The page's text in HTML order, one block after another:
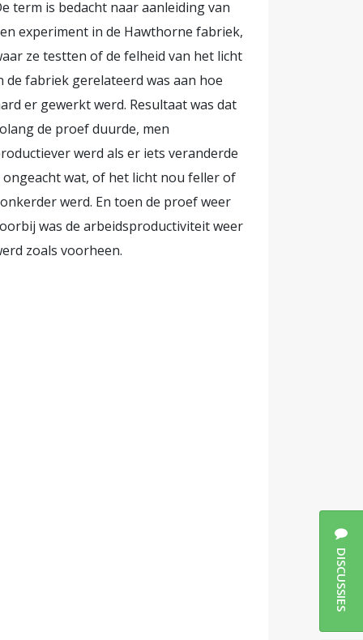
extra
de
zelf
term is bedacht naar aanleiding van
experiment in de Hawthorne fabriek,
ze testten of de felheid van het licht
de fabriek gerelateerd was aan hoe
er gewerkt werd. Resultaat was dat
de proef duurde, men
werd als er iets veranderde
ongeacht wat, of het licht nou feller of
werd. En toen de proef weer
was de arbeidsproductiviteit weer
zoals voorheen.
DISCUSSIES